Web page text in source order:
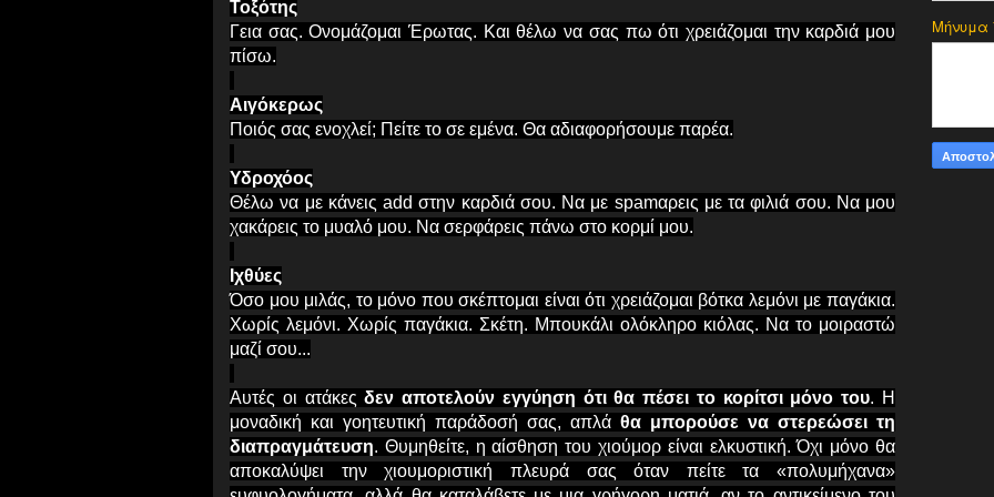
Τοξότης
Γεια σας. Ονομάζομαι Έρωτας. Και θέλω να σας πω ότι χρειάζομαι την καρδιά μου
πίσω.
Αιγόκερως
Ποιός σας ενοχλεί; Πείτε το σε εμένα. Θα αδιαφορήσουμε παρέα.
Υδροχόος
Θέλω να με κάνεις add στην καρδιά σου. Να με spamαρεις με τα φιλιά σου. Να μου
χακάρεις το μυαλό μου. Να σερφάρεις πάνω στο κορμί μου.
Ιχθύες
Όσο μου μιλάς, το μόνο που σκέπτομαι είναι ότι χρειάζομαι βότκα λεμόνι με παγάκια.
Χωρίς λεμόνι. Χωρίς παγάκια. Σκέτη. Μπουκάλι ολόκληρο κιόλας. Να το μοιραστώ
μαζί σου...
Αυτές οι ατάκεςδεν αποτελούν εγγύηση ότι θα πέσει το κορίτσι μόνο του. Η
μοναδική και γοητευτική παράδοσή σας, απλά θα μπορούσε να στερεώσει τη
διαπραγμάτευση. Θυμηθείτε, η αίσθηση του χιούμορ είναι ελκυστική. Όχι μόνο θα
αποκαλύψει την χιουμοριστική πλευρά σας όταν πείτε τα «πολυμήχανα»
Μήνυμα